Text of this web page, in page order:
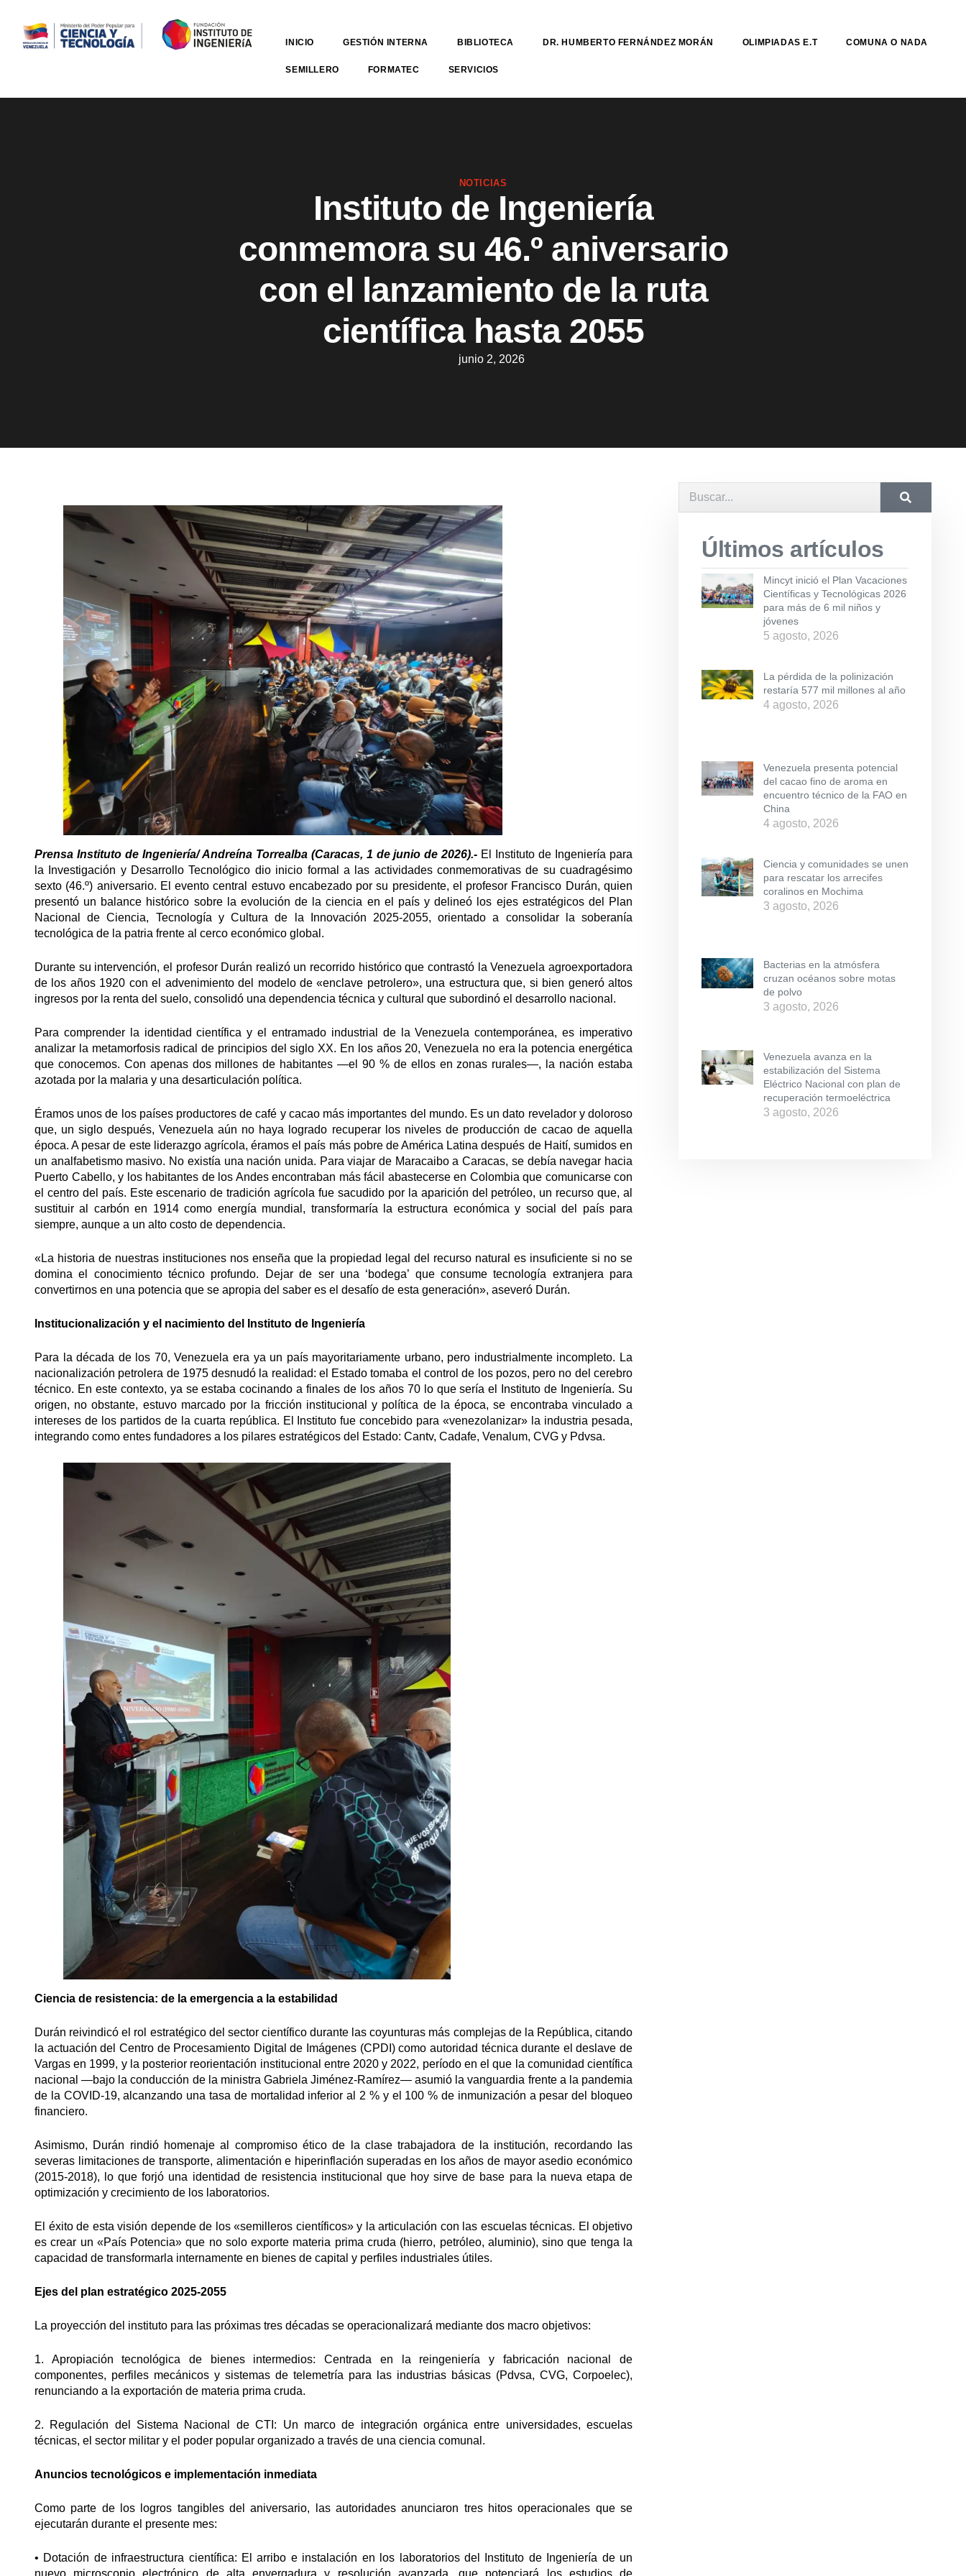
INICIO GESTIÓN INTERNA BIBLIOTECA DR. HUMBERTO FERNÁNDEZ MORÁN OLIMPIADAS E.T COMUNA O NADA
SEMILLERO FORMATEC SERVICIOS
NOTICIAS
Instituto de Ingeniería
conmemora su 46.º aniversario
con el lanzamiento de la ruta
científica hasta 2055
junio 2, 2026
Prensa Instituto de Ingeniería/ Andreína Torrealba (Caracas, 1 de junio de 2026).- El Instituto de Ingeniería para
la Investigación y Desarrollo Tecnológico dio inicio formal a las actividades conmemorativas de su cuadragésimo
sexto (46.º) aniversario. El evento central estuvo encabezado por su presidente, el profesor Francisco Durán, quien
presentó un balance histórico sobre la evolución de la ciencia en el país y delineó los ejes estratégicos del Plan
Nacional de Ciencia, Tecnología y Cultura de la Innovación 2025-2055, orientado a consolidar la soberanía
tecnológica de la patria frente al cerco económico global.
Durante su intervención, el profesor Durán realizó un recorrido histórico que contrastó la Venezuela agroexportadora
de los años 1920 con el advenimiento del modelo de «enclave petrolero», una estructura que, si bien generó altos
ingresos por la renta del suelo, consolidó una dependencia técnica y cultural que subordinó el desarrollo nacional.
Para comprender la identidad científica y el entramado industrial de la Venezuela contemporánea, es imperativo
analizar la metamorfosis radical de principios del siglo XX. En los años 20, Venezuela no era la potencia energética
que conocemos. Con apenas dos millones de habitantes —el 90 % de ellos en zonas rurales—, la nación estaba
azotada por la malaria y una desarticulación política.
Éramos unos de los países productores de café y cacao más importantes del mundo. Es un dato revelador y doloroso
que, un siglo después, Venezuela aún no haya logrado recuperar los niveles de producción de cacao de aquella
época. A pesar de este liderazgo agrícola, éramos el país más pobre de América Latina después de Haití, sumidos en
un analfabetismo masivo. No existía una nación unida. Para viajar de Maracaibo a Caracas, se debía navegar hacia
Puerto Cabello, y los habitantes de los Andes encontraban más fácil abastecerse en Colombia que comunicarse con
el centro del país. Este escenario de tradición agrícola fue sacudido por la aparición del petróleo, un recurso que, al
sustituir al carbón en 1914 como energía mundial, transformaría la estructura económica y social del país para
siempre, aunque a un alto costo de dependencia.
«La historia de nuestras instituciones nos enseña que la propiedad legal del recurso natural es insuficiente si no se
domina el conocimiento técnico profundo. Dejar de ser una ‘bodega’ que consume tecnología extranjera para
convertirnos en una potencia que se apropia del saber es el desafío de esta generación», aseveró Durán.
Institucionalización y el nacimiento del Instituto de Ingeniería
Para la década de los 70, Venezuela era ya un país mayoritariamente urbano, pero industrialmente incompleto. La
nacionalización petrolera de 1975 desnudó la realidad: el Estado tomaba el control de los pozos, pero no del cerebro
técnico. En este contexto, ya se estaba cocinando a finales de los años 70 lo que sería el Instituto de Ingeniería. Su
origen, no obstante, estuvo marcado por la fricción institucional y política de la época, se encontraba vinculado a
intereses de los partidos de la cuarta república. El Instituto fue concebido para «venezolanizar» la industria pesada,
integrando como entes fundadores a los pilares estratégicos del Estado: Cantv, Cadafe, Venalum, CVG y Pdvsa.
Ciencia de resistencia: de la emergencia a la estabilidad
Durán reivindicó el rol estratégico del sector científico durante las coyunturas más complejas de la República, citando
la actuación del Centro de Procesamiento Digital de Imágenes (CPDI) como autoridad técnica durante el deslave de
Vargas en 1999, y la posterior reorientación institucional entre 2020 y 2022, período en el que la comunidad científica
nacional —bajo la conducción de la ministra Gabriela Jiménez-Ramírez— asumió la vanguardia frente a la pandemia
de la COVID-19, alcanzando una tasa de mortalidad inferior al 2 % y el 100 % de inmunización a pesar del bloqueo
financiero.
Asimismo, Durán rindió homenaje al compromiso ético de la clase trabajadora de la institución, recordando las
severas limitaciones de transporte, alimentación e hiperinflación superadas en los años de mayor asedio económico
(2015-2018), lo que forjó una identidad de resistencia institucional que hoy sirve de base para la nueva etapa de
optimización y crecimiento de los laboratorios.
El éxito de esta visión depende de los «semilleros científicos» y la articulación con las escuelas técnicas. El objetivo
es crear un «País Potencia» que no solo exporte materia prima cruda (hierro, petróleo, aluminio), sino que tenga la
capacidad de transformarla internamente en bienes de capital y perfiles industriales útiles.
Ejes del plan estratégico 2025-2055
La proyección del instituto para las próximas tres décadas se operacionalizará mediante dos macro objetivos:
1. Apropiación tecnológica de bienes intermedios: Centrada en la reingeniería y fabricación nacional de
componentes, perfiles mecánicos y sistemas de telemetría para las industrias básicas (Pdvsa, CVG, Corpoelec),
renunciando a la exportación de materia prima cruda.
2. Regulación del Sistema Nacional de CTI: Un marco de integración orgánica entre universidades, escuelas
técnicas, el sector militar y el poder popular organizado a través de una ciencia comunal.
Anuncios tecnológicos e implementación inmediata
Como parte de los logros tangibles del aniversario, las autoridades anunciaron tres hitos operacionales que se
ejecutarán durante el presente mes:
• Dotación de infraestructura científica: El arribo e instalación en los laboratorios del Instituto de Ingeniería de un
nuevo microscopio electrónico de alta envergadura y resolución avanzada, que potenciará los estudios de
Últimos artículos
Mincyt inició el Plan Vacaciones
Científicas y Tecnológicas 2026
para más de 6 mil niños y
jóvenes
5 agosto, 2026
La pérdida de la polinización
restaría 577 mil millones al año
4 agosto, 2026
Venezuela presenta potencial
del cacao fino de aroma en
encuentro técnico de la FAO en
China
4 agosto, 2026
Ciencia y comunidades se unen
para rescatar los arrecifes
coralinos en Mochima
3 agosto, 2026
Bacterias en la atmósfera
cruzan océanos sobre motas
de polvo
3 agosto, 2026
Venezuela avanza en la
estabilización del Sistema
Eléctrico Nacional con plan de
recuperación termoeléctrica
3 agosto, 2026